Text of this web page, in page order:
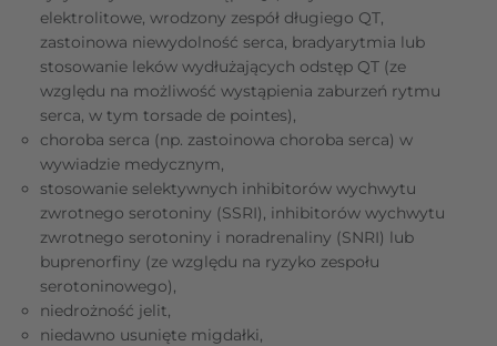
elektrolitowe, wrodzony zespół długiego QT,
zastoinowa niewydolność serca, bradyarytmia lub
stosowanie leków wydłużających odstęp QT (ze
względu na możliwość wystąpienia zaburzeń rytmu
serca, w tym torsade de pointes),
choroba serca (np. zastoinowa choroba serca) w
wywiadzie medycznym,
stosowanie selektywnych inhibitorów wychwytu
zwrotnego serotoniny (SSRI), inhibitorów wychwytu
zwrotnego serotoniny i noradrenaliny (SNRI) lub
buprenorfiny (ze względu na ryzyko zespołu
serotoninowego),
niedrożność jelit,
niedawno usunięte migdałki,